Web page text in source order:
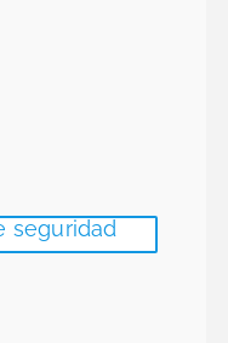
seguridad